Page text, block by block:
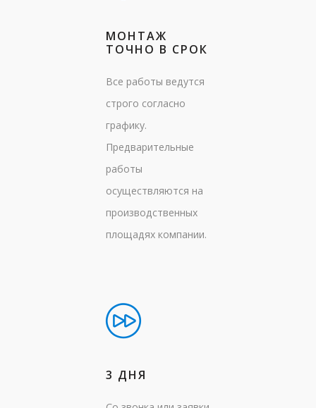
МОНТАЖ
ТОЧНО В СРОК
Все работы ведутся
строго согласно
графику.
Предварительные
работы
осуществляются на
производственных
площадях компании.
3 ДНЯ